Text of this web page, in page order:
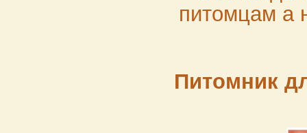
питомцам а
Питомник